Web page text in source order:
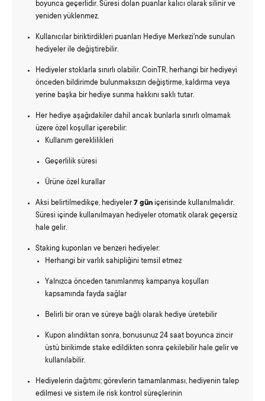
boyunca geçerlidir. Süresi dolan puanlar kalıcı olarak silinir ve
yeniden yüklenmez.
Kullanıcılar biriktirdikleri puanları Hediye Merkezi'nde sunulan
hediyeler ile değiştirebilir.
Hediyeler stoklarla sınırlı olabilir. CoinTR, herhangi bir hediyeyi
önceden bildirimde bulunmaksızın değiştirme, kaldırma veya
yerine başka bir hediye sunma hakkını saklı tutar.
Her hediye aşağıdakiler dahil ancak bunlarla sınırlı olmamak
üzere özel koşullar içerebilir:
Kullanım gereklilikleri
Geçerlilik süresi
Ürüne özel kurallar
Aksi belirtilmedikçe, hediyeler 7 gün içerisinde kullanılmalıdır.
Süresi içinde kullanılmayan hediyeler otomatik olarak geçersiz
hale gelir.
Staking kuponları ve benzeri hediyeler:
Herhangi bir varlık sahipliğini temsil etmez
Yalnızca önceden tanımlanmış kampanya koşulları
kapsamında fayda sağlar
Belirli bir oran ve süreye bağlı olarak hediye üretebilir
Kupon alındıktan sonra, bonusunuz 24 saat boyunca zincir
üstü birikimde stake edildikten sonra çekilebilir hale gelir ve
kullanılabilir.
Hediyelerin dağıtımı; görevlerin tamamlanması, hediyenin talep
edilmesi ve sistem ile risk kontrol süreçlerinin